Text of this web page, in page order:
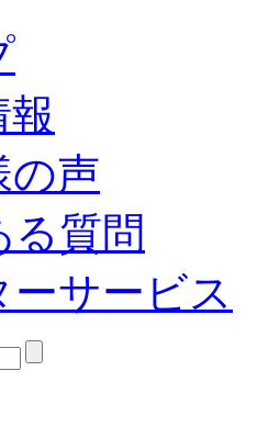
の声
る質問
ーサービス